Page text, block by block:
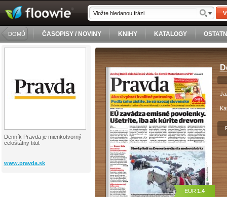
DOMŮ ČASOPISY / NOVINY KNIHY KATALOGY
Denník Pravda je mienkotvorný
celoštátny titul.
www.pravda.sk
EUR 1.4